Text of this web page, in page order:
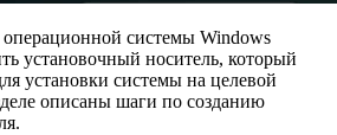
системы Windows
установочный носитель, который
установки системы на целевой
описаны шаги по созданию